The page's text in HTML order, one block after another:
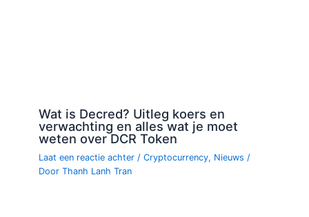
Wat is Decred? Uitleg koers en
verwachting en alles wat je moet
weten over DCR Token
Laat een reactie achter /Cryptocurrency, Nieuws /
DoorThanh Lanh Tran